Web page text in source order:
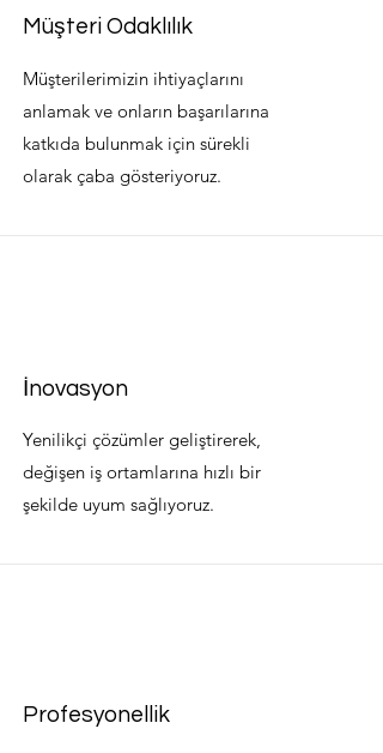
Müşteri Odaklılık
Müşterilerimizin ihtiyaçlarını
anlamak ve onların başarılarına
katkıda bulunmak için sürekli
olarak çaba gösteriyoruz.
İnovasyon
Yenilikçi çözümler geliştirerek,
değişen iş ortamlarına hızlı bir
şekilde uyum sağlıyoruz.
Profesyonellik